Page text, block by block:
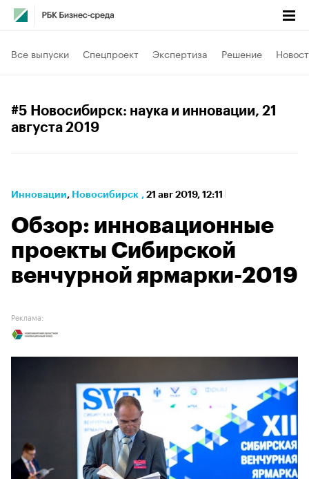
Все выпуски Спецпроект Экспертиза Решение
#5 Новосибирск: наука и инновации, 21
августа 2019
Инновации⁠, Новосибирск , 21 авг 2019, 12:11
Обзор: инновационные
проекты Сибирской
венчурной ярмарки-2019
Реклама: